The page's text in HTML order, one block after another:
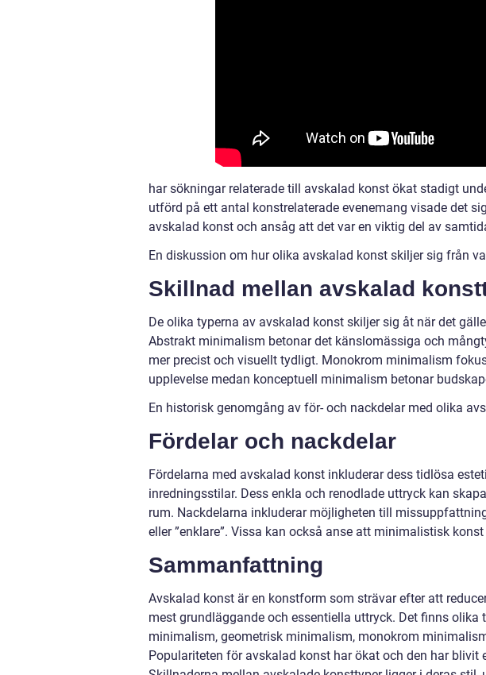
har sökningar relaterade till avskalad konst ökat stadigt
utförd på ett antal konstrelaterade evenemang visade det
avskalad konst och ansåg att det var en viktig del av
En diskussion om hur olika avskalad konst skiljer sig från
Skillnad mellan avskalad
De olika typerna av avskalad konst skiljer sig åt när det
Abstrakt minimalism betonar det känslomässiga och
mer precist och visuellt tydligt. Monokrom minimalism
upplevelse medan konceptuell minimalism betonar
En historisk genomgång av för- och nackdelar med olika
Fördelar och nackdelar
Fördelarna med avskalad konst inkluderar dess tidlösa
inredningsstilar. Dess enkla och renodlade uttryck kan
rum. Nackdelarna inkluderar möjligheten till
eller ”enklare”. Vissa kan också anse att minimalistisk
Sammanfattning
Avskalad konst är en konstform som strävar efter att
mest grundläggande och essentiella uttryck. Det finns
minimalism, geometrisk minimalism, monokrom
Populariteten för avskalad konst har ökat och den har blivit